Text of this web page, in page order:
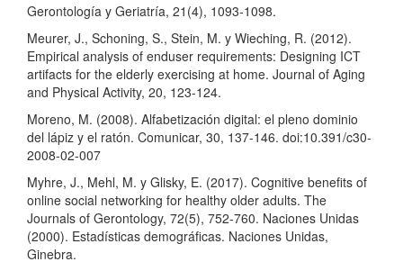
Gerontología y Geriatría, 21(4), 1093-1098.
Meurer, J., Schoning, S., Stein, M. y Wieching, R. (2012).
Empirical analysis of enduser requirements: Designing ICT
artifacts for the elderly exercising at home. Journal of Aging
and Physical Activity, 20, 123-124.
Moreno, M. (2008). Alfabetización digital: el pleno dominio
del lápiz y el ratón. Comunicar, 30, 137-146. doi:10.391/c30-
2008-02-007
Myhre, J., Mehl, M. y Glisky, E. (2017). Cognitive benefits of
online social networking for healthy older adults. The
Journals of Gerontology, 72(5), 752-760. Naciones Unidas
(2000). Estadísticas demográficas. Naciones Unidas,
Ginebra.